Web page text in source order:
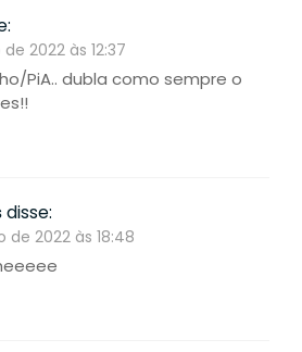
2022 às 12:37
PiA.. dubla como sempre o
disse:
2022 às 18:48